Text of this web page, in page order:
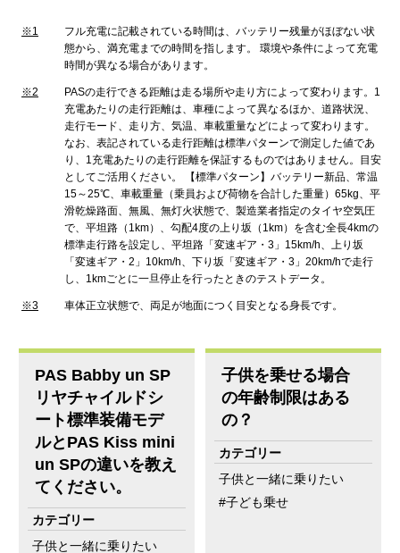
※1
フル充電に記載されている時間は、バッテリー残量がほぼない状
態から、満充電までの時間を指します。 環境や条件によって充電
時間が異なる場合があります。
※2
PASの走行できる距離は走る場所や走り方によって変わります。1
充電あたりの走行距離は、車種によって異なるほか、道路状況、
走行モード、走り方、気温、車載重量などによって変わります。
なお、表記されている走行距離は標準パターンで測定した値であ
り、1充電あたりの走行距離を保証するものではありません。目安
としてご活用ください。 【標準パターン】バッテリー新品、常温
15～25℃、車載重量（乗員および荷物を合計した重量）65kg、平
滑乾燥路面、無風、無灯火状態で、製造業者指定のタイヤ空気圧
で、平坦路（1km）、勾配4度の上り坂（1km）を含む全長4kmの
標準走行路を設定し、平坦路「変速ギア・3」15km/h、上り坂
「変速ギア・2」10km/h、下り坂「変速ギア・3」20km/hで走行
し、1kmごとに一旦停止を行ったときのテストデータ。
※3 車体正立状態で、両足が地面につく目安となる身長です。
PAS Babby un SP
リヤチャイルドシ
ート標準装備モデ
ルとPAS Kiss mini
un SPの違いを教え
てください。
子供と一緒に乗りたい
子供を乗せる場合
の年齢制限はある
の？
子供と一緒に乗りたい
子ども乗せ